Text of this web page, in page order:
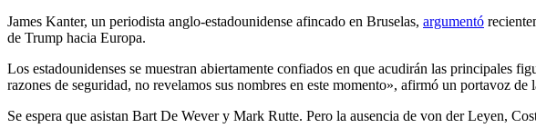
James Kanter, un periodista anglo-estadounidense afincado en Bruselas, argumentó
de Trump hacia Europa.
Los estadounidenses se muestran abiertamente confiados en que acudirán las
razones de seguridad, no revelamos sus nombres en este momento», afirmó un portavoz de
Se espera que asistan Bart De Wever y Mark Rutte. Pero la ausencia de von der Leyen,